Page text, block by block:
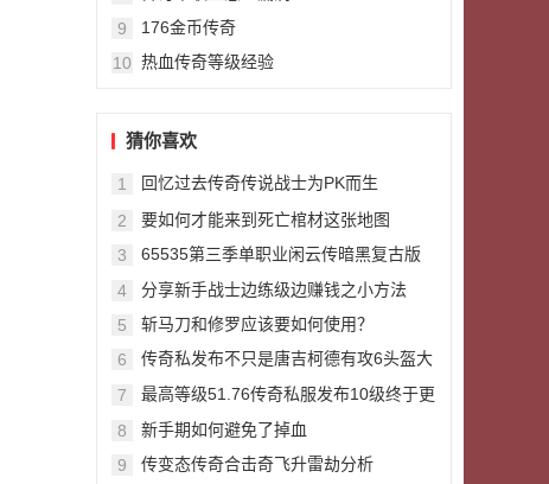
9
176金币传奇
10 热血传奇等级经验
猜你喜欢
1
回忆过去传奇传说战士为PK而生
2
要如何才能来到死亡棺材这张地图
3
65535第三季单职业闲云传暗黑复古版
4
分享新手战士边练级边赚钱之小方法
5
斩马刀和修罗应该要如何使用？
6
传奇私发布不只是唐吉柯德有攻6头盔大
7
最高等级51.76传奇私服发布10级终于更
8
新手期如何避免了掉血
9
传变态传奇合击奇飞升雷劫分析